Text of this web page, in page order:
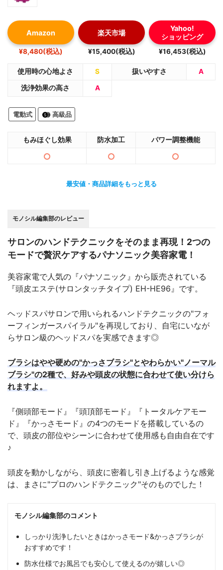
Amazon
¥8,480(税込)
楽天市場
¥15,400(税込)
Yahoo!
ショッピング
¥16,453(税込)
使用時の心地よさ S 扱いやすさ A
洗浄効果の高さ A
電動式 高級品
もみほぐし効果 防水加工 パワー調整機能
最安値・商品詳細をもっと見る
モノシル編集部のレビュー
サロンのハンドテクニックをそのまま再現！2つの
モードで贅沢ケアするパナソニック美容家電！
美容家電で人気の『パナソニック』から販売されている
『頭皮エステ(サロンタッチタイプ) EH-HE96』です。
ヘッドスパサロンで用いられるハンドテクニックの"フォ
ーフィンガースパイラル"を再現しており、自宅にいなが
らサロン級のヘッドスパを実感できます◎
ブラシはやや硬めの"かっさブラシ"とやわらかい"ノーマル
ブラシ"の2種で、好みや頭皮の状態に合わせて使い分けら
れますよ。
『側頭部モード』『頭頂部モード』『トータルケアモー
ド』『かっさモード』の4つのモードを搭載しているの
で、頭皮の部位やシーンに合わせて使用感も自由自在です
♪
頭皮を動かしながら、頭皮に密着し引き上げるような感覚
は、まさに"プロのハンドテクニック"そのものでした！
モノシル編集部のコメント
しっかり洗浄したいときはかっさモード&かっさブラシが
おすすめです！
防水仕様でお風呂でも安心して使えるのが嬉しい◎